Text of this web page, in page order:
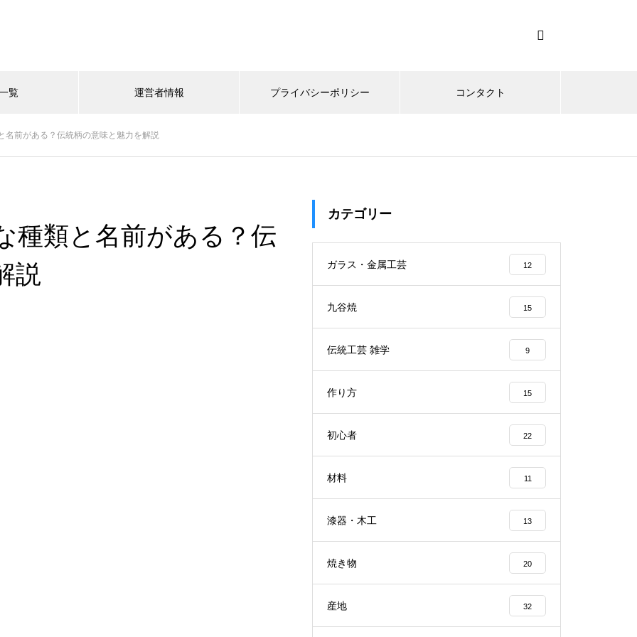
覧 運営者情報 プライバシーポリシー コンタクト
名前がある？伝統柄の意味と魅力を解説
種類と名前がある？伝
説
カテゴリー
ガラス・金属工芸 12
九谷焼 15
伝統工芸 雑学 9
作り方 15
初心者 22
材料 11
漆器・木工 13
焼き物 20
産地 32